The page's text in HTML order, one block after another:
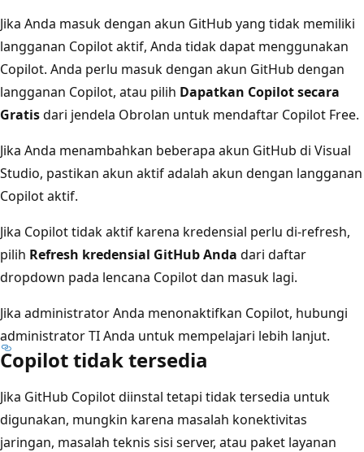
Jika Anda masuk dengan akun GitHub yang tidak memiliki
langganan Copilot aktif, Anda tidak dapat menggunakan
Copilot. Anda perlu masuk dengan akun GitHub dengan
langganan Copilot, atau pilih Dapatkan Copilot secara
Gratisdari jendela Obrolan untuk mendaftar Copilot Free.
Jika Anda menambahkan beberapa akun GitHub di Visual
Studio, pastikan akun aktif adalah akun dengan langganan
Copilot aktif.
Jika Copilot tidak aktif karena kredensial perlu di-refresh,
pilih Refresh kredensial GitHub Anda dari daftar
dropdown pada lencana Copilot dan masuk lagi.
Jika administrator Anda menonaktifkan Copilot, hubungi
administrator TI Anda untuk mempelajari lebih lanjut.
Copilot tidak tersedia
Jika GitHub Copilot diinstal tetapi tidak tersedia untuk
digunakan, mungkin karena masalah konektivitas
jaringan, masalah teknis sisi server, atau paket layanan